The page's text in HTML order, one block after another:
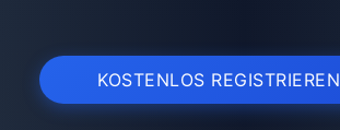
KOSTENLOS REGISTRIEREN